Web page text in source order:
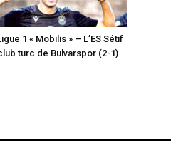
1 « Mobilis » – L’ES Sétif
turc de Bulvarspor (2-1)